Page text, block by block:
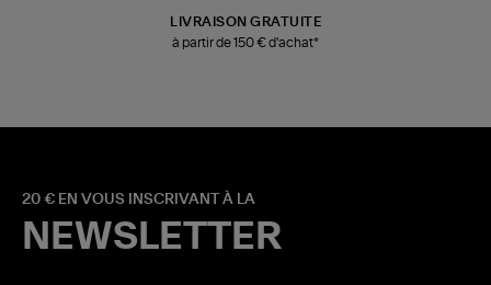
LIVRAISON GRATUITE
à partir de 150 € d'achat*
20 € EN VOUS INSCRIVANT À LA
NEWSLETTER